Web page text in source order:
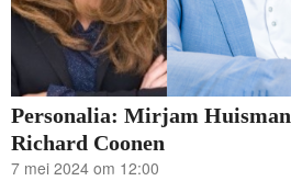
Personalia: Mirjam
Richard Coonen
7 mei 2024 om 12:00